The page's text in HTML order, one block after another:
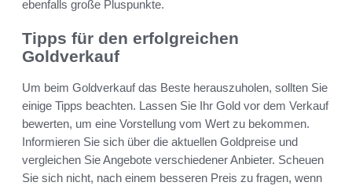
ebenfalls große Pluspunkte.
Tipps für den erfolgreichen
Goldverkauf
Um beim Goldverkauf das Beste herauszuholen, sollten Sie
einige Tipps beachten. Lassen Sie Ihr Gold vor dem Verkauf
bewerten, um eine Vorstellung vom Wert zu bekommen.
Informieren Sie sich über die aktuellen Goldpreise und
vergleichen Sie Angebote verschiedener Anbieter. Scheuen
Sie sich nicht, nach einem besseren Preis zu fragen, wenn